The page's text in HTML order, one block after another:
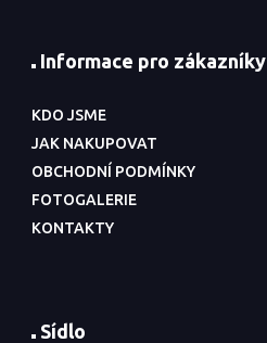
Informace pro zákazníky
KDO JSME
JAK NAKUPOVAT
OBCHODNÍ PODMÍNKY
FOTOGALERIE
KONTAKTY
Sídlo